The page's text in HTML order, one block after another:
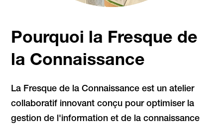
Pourquoi la Fresque de
la Connaissance
La Fresque de la Connaissance est un atelier
collaboratif innovant conçu pour optimiser la
gestion de l'information et de la connaissance